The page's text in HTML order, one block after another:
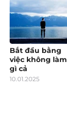
Bắt đầu bằng
việc không làm
gì cả
10.01.2025